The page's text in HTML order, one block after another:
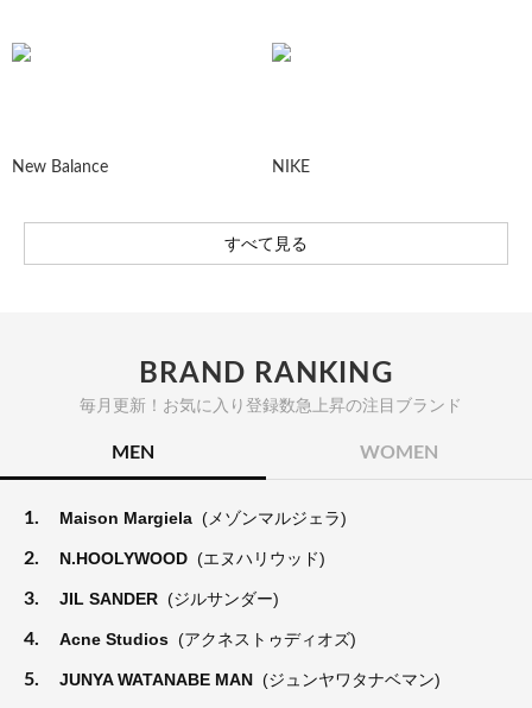
New Balance NIKE
すべて見る
BRAND RANKING
毎月更新！お気に入り登録数急上昇の注目ブランド
MEN WOMEN
1. Maison Margiela (メゾンマルジェラ)
2. N.HOOLYWOOD (エヌハリウッド)
3. JIL SANDER (ジルサンダー)
4. Acne Studios (アクネストゥディオズ)
5. JUNYA WATANABE MAN (ジュンヤワタナベマン)